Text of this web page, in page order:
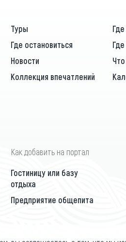
Туры
Где остановиться
Новости
Коллекция впечатлений
Как добавить на портал
Гостиницу или базу
отдыха
Предприятие общепита